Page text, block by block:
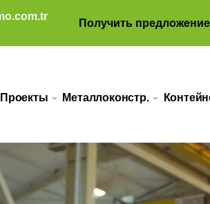
Получить предложение
Проекты Металлоконстр.